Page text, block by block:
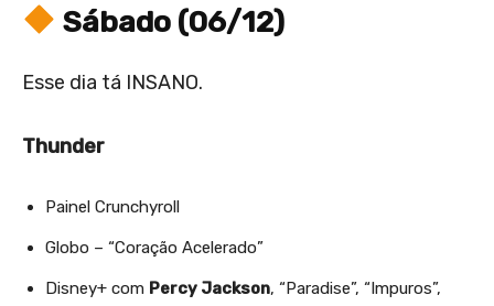
Sábado (06/12)
Esse dia tá INSANO.
Thunder
Painel Crunchyroll
Globo – “Coração Acelerado”
Disney+ com Percy Jackson, “Paradise”, “Impuros”,